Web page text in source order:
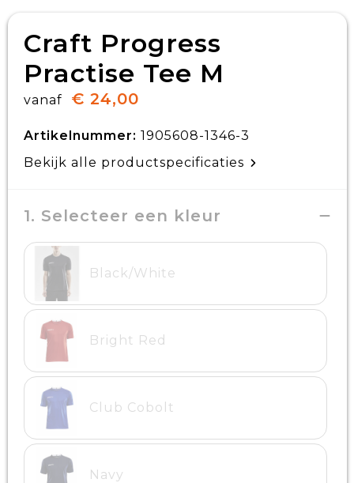
Craft Progress
Practise Tee M
vanaf € 24,00
Artikelnummer: 1905608-1346-3
Bekijk alle productspecificaties
1. Selecteer een kleur
Black/White
Bright Red
Club Cobolt
Navy